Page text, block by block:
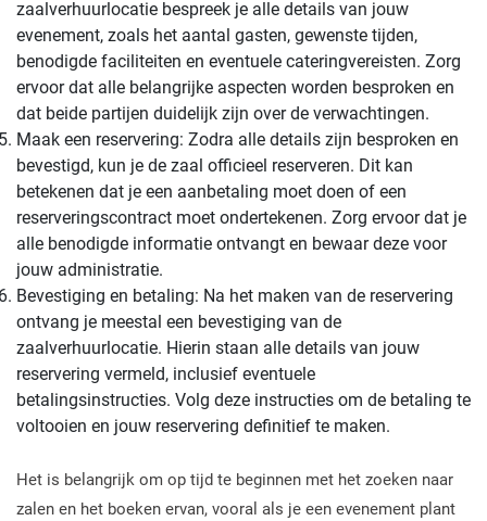
zaalverhuurlocatie bespreek je alle details van jouw
evenement, zoals het aantal gasten, gewenste tijden,
benodigde faciliteiten en eventuele cateringvereisten. Zorg
ervoor dat alle belangrijke aspecten worden besproken en
dat beide partijen duidelijk zijn over de verwachtingen.
Maak een reservering: Zodra alle details zijn besproken en
bevestigd, kun je de zaal officieel reserveren. Dit kan
betekenen dat je een aanbetaling moet doen of een
reserveringscontract moet ondertekenen. Zorg ervoor dat je
alle benodigde informatie ontvangt en bewaar deze voor
jouw administratie.
Bevestiging en betaling: Na het maken van de reservering
ontvang je meestal een bevestiging van de
zaalverhuurlocatie. Hierin staan alle details van jouw
reservering vermeld, inclusief eventuele
betalingsinstructies. Volg deze instructies om de betaling te
voltooien en jouw reservering definitief te maken.
Het is belangrijk om op tijd te beginnen met het zoeken naar
zalen en het boeken ervan, vooral als je een evenement plant